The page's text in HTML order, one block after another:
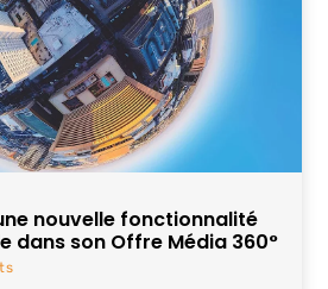
nouvelle fonctionnalité
dans son Offre Média 360°